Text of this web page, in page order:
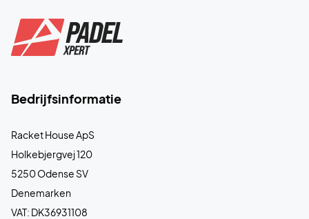
Bedrijfsinformatie
Racket House ApS
Holkebjergvej 120
5250 Odense SV
Denemarken
VAT: DK36931108